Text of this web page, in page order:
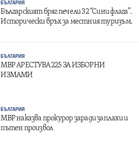
БЪЛГАРИЯ
Българският бряг печели 32 “Сини флага”.
Исторически връх за местния туризъм.
БЪЛГАРИЯ
МВР АРЕСТУВА 225 ЗА ИЗБОРНИ
ИЗМАМИ
БЪЛГАРИЯ
МВР наказва прокурор заради заплахи и
пътен произвол